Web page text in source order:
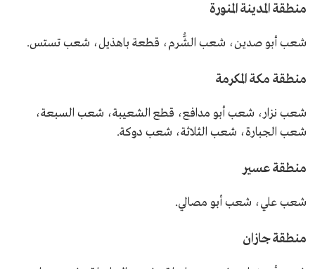
منطقة المدينة المنورة
شعب أبو صدين، شعب الشُّرم، قطعة باهذيل، شعب تستس.
منطقة مكة المكرمة
شعب نزار، شعب أبو مدافع، قطع الشعيبة، شعب السبعة،
شعب الجبارة، شعب الثلاثة، شعب دوكة.
منطقة عسير
شعب علي، شعب أبو مصالي.
منطقة جازان